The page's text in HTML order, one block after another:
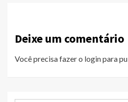
Deixe um comentário
Você precisa fazer o loginpara